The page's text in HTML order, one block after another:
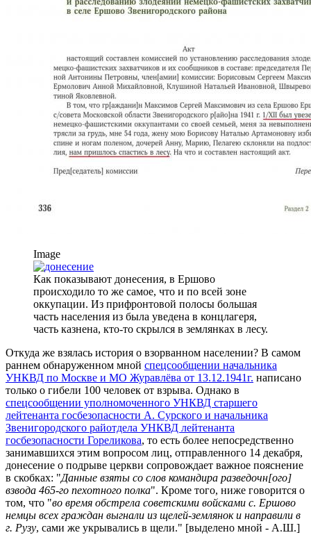
Image
Как показывают донесения, в Ершово
происходило то же самое, что и по всей зоне
оккупации. Из прифронтовой полосы большая
часть населения из была уведена в концлагеря,
часть казнена, кто-то скрылся в землянках в лесу.
Откуда же взялась история о взорванном населении? В самом
раннем обнаруженном мной спецсообщении начальника
УНКВД по Москве и МО Журавлёва от 13.12.1941г. написано
только о гибели 100 человек от взрыва. Однако в
спецсообщении уполномоченного УНКВД старшего
лейтенанта госбезопасности А. Сурского и начальника
Звенигородского райотдела УНКВД лейтенанта
госбезопасности Гореликова, то есть более непосредственно
занимавшихся этим вопросом лиц, отправленного 14 декабря,
донесение о подрыве церкви сопровождает важное пояснение
в скобках: "Данные взяты со слов командира разведочн[ого]
взвода 465-го пехотного полка". Кроме того, ниже говорится о
том, что "во время обстрела советскими войсками с. Ершово
немцы всех граждан выгнали из щелей-землянок и направили в
г. Рузу, сами же укрывались в щели." [выделено мной - А.Ш.]